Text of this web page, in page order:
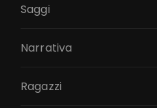
Saggi
Narrativa
Ragazzi